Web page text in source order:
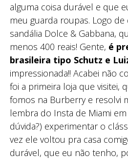
alguma coisa durável e que
meu guarda roupas. Logo de
sandália Dolce & Gabbana,
menos 400 reais! Gente, é
brasileira tipo Schutz e
impressionada!! Acabei não
foi a primeira loja que visitei,
fomos na Burberry e resolvi
lembra do Insta de Miami
dúvida?) experimentar o
vez ele voltou pra casa
durável, que eu não tenho,